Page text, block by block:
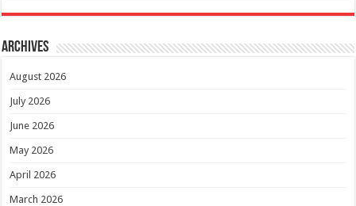
Archives
August 2026
July 2026
June 2026
May 2026
April 2026
March 2026